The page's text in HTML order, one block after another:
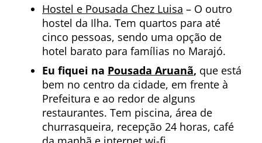
Hostel e Pousada Chez Luisa – O outro
hostel da Ilha. Tem quartos para até
cinco pessoas, sendo uma opção de
hotel barato para famílias no Marajó.
Eu fiquei na Pousada Aruanã, que está
bem no centro da cidade, em frente à
Prefeitura e ao redor de alguns
restaurantes. Tem piscina, área de
churrasqueira, recepção 24 horas, café